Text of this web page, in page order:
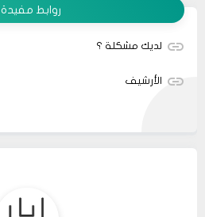
روابط مفيدة
لديك مشكلة ؟
الأرشيف